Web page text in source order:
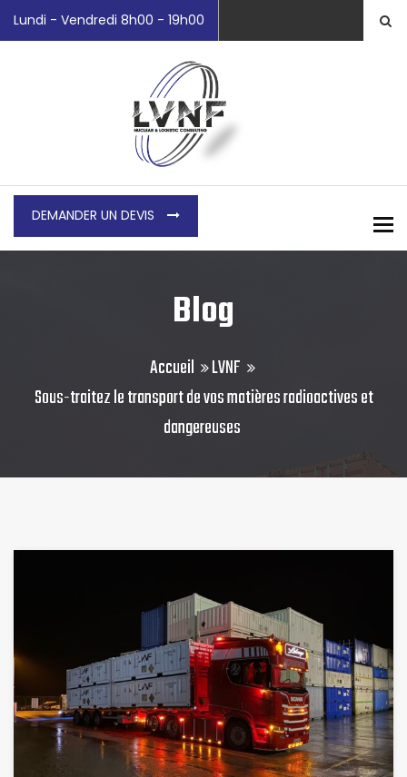
Lundi - Vendredi 8h00 - 19h00
DEMANDER UN DEVIS
Blog
Accueil
LVNF
Sous-traitez le transport de vos matières radioactives et
dangereuses